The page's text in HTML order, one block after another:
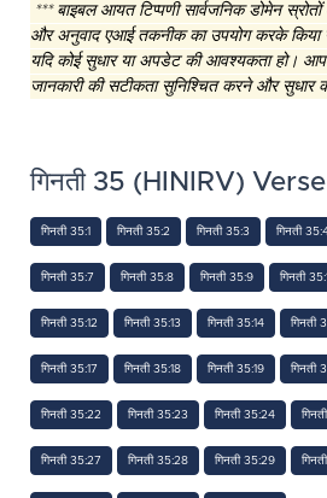
*** बाइबल आयत टिप्पणी सार्वजनिक डोमेन स्रोतों
और अनुवाद एआई तकनीक का उपयोग करके किया
यदि कोई सुधार या अपडेट की आवश्यकता हो।
जानकारी की सटीकता सुनिश्चित करने और सुधार
गिनती 35 (HINIRV)
गिनती 35:1 गिनती 35:2 गिनती 35:3 गिनती
गिनती 35:7 गिनती 35:8 गिनती 35:9 गिनती
गिनती 35:12 गिनती 35:13 गिनती 35:14 गिनती
गिनती 35:17 गिनती 35:18 गिनती 35:19 गिनती
गिनती 35:22 गिनती 35:23 गिनती 35:24
गिनती 35:27 गिनती 35:28 गिनती 35:29